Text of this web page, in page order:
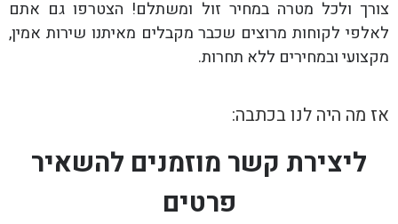
צורך ולכל מטרה במחיר זול ומשתלם! הצטרפו גם אתם
לאלפי לקוחות מרוצים שכבר מקבלים מאיתנו שירות אמין,
מקצועי ובמחירים ללא תחרות.
אז מה היה לנו בכתבה:
ליצירת קשר מוזמנים להשאיר
פרטים